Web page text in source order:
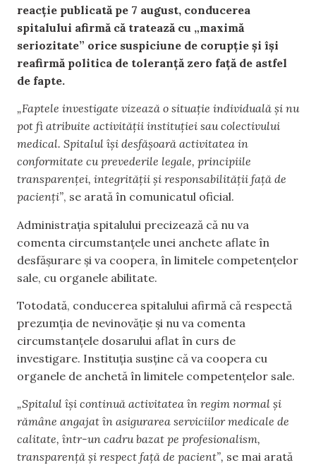
reacție publicată pe 7 august, conducerea
spitalului afirmă că tratează cu „maximă
seriozitate” orice suspiciune de corupție și își
reafirmă politica de toleranță zero față de astfel
de fapte.
„Faptele investigate vizează o situație individuală și nu
pot fi atribuite activității instituției sau colectivului
medical. Spitalul își desfășoară activitatea in
conformitate cu prevederile legale, principiile
transparenței, integrității și responsabilității față de
pacienți”, se arată în comunicatul oficial.
Administrația spitalului precizează că nu va
comenta circumstanțele unei anchete aflate în
desfășurare și va coopera, în limitele competențelor
sale, cu organele abilitate.
Totodată, conducerea spitalului afirmă că respectă
prezumția de nevinovăție și nu va comenta
circumstanțele dosarului aflat în curs de
investigare. Instituția susține că va coopera cu
organele de anchetă în limitele competențelor sale.
„Spitalul își continuă activitatea în regim normal și
rămâne angajat în asigurarea serviciilor medicale de
calitate, într-un cadru bazat pe profesionalism,
transparență și respect față de pacient”, se mai arată